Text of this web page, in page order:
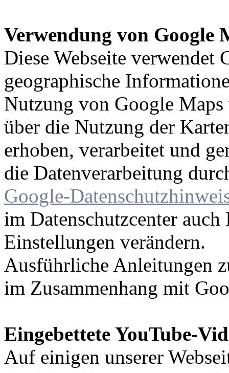
Verwendung von Google
Diese Webseite verwendet
geographische
Nutzung von Google
über die Nutzung der
erhoben, verarbeitet und
die Datenverarbeitung
Google-
im Datenschutzcenter
Einstellungen verändern.
Ausführliche Anleitungen
im Zusammenhang mit
Eingebettete YouTube-
Auf einigen unserer